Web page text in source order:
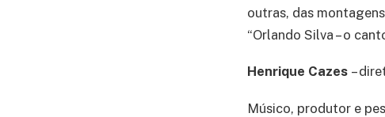
outras, das montagens
“Orlando Silva – o
Henrique Cazes –
Músico, produtor e